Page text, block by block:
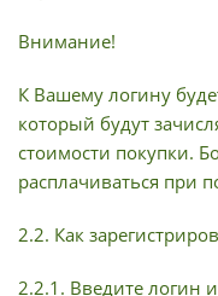
Внимание!
К Вашему логину
который будут
стоимости покупки.
расплачиваться при
2.2. Как
2.2.1. Введите логин